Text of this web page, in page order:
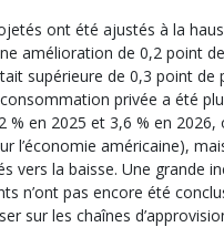
ont été ajustés à la
amélioration de 0,2 point
supérieure de 0,3 point de
privée a été
en 2025 et 3,6 % en
l’économie américaine),
vers la baisse. Une grande
n’ont pas encore été
sur les chaînes